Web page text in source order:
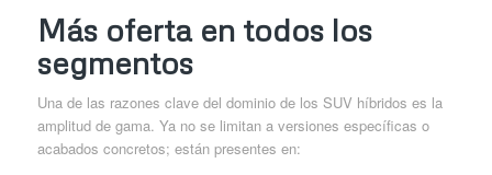
Más oferta en todos los
segmentos
Una de las razones clave del dominio de los SUV híbridos es la
amplitud de gama. Ya no se limitan a versiones específicas o
acabados concretos; están presentes en: